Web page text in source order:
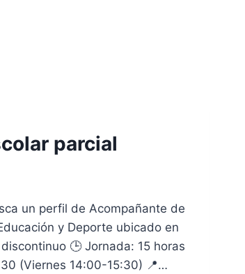
parcial
un perfil de Acompañante de
y Deporte ubicado en
🕒 Jornada: 15 horas
(Viernes 14:00-15:30) 📍…